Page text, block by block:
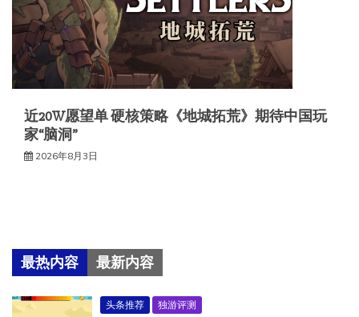
近20W愿望单 硬核策略《地城拓荒》期待中国玩
家“脑洞”
2026年8月3日
最热内容 最新内容
头条推荐 独游评测